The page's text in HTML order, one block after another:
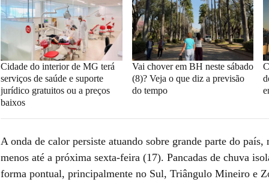
Cidade do interior de MG terá
serviços de saúde e suporte
jurídico gratuitos ou a preços
baixos
Vai chover em BH neste sábado
(8)? Veja o que diz a previsão
do tempo
A onda de calor persiste atuando sobre grande parte do
menos até a próxima sexta-feira (17). Pancadas de chuva
forma pontual, principalmente no Sul, Triângulo Mineiro e